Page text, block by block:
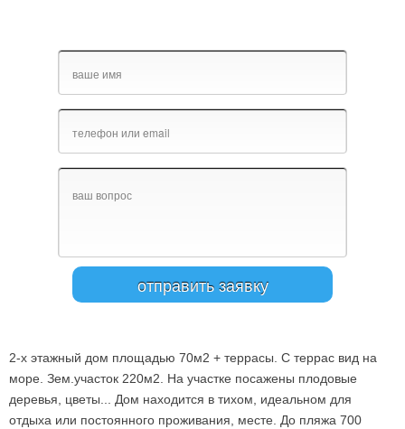
2-х этажный дом площадью 70м2 + террасы. С террас вид на
море. Зем.участок 220м2. На участке посажены плодовые
деревья, цветы... Дом находится в тихом, идеальном для
отдыха или постоянного проживания, месте. До пляжа 700